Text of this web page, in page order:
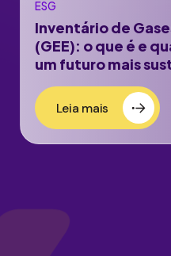
ESG
Inventário de
(GEE): o que é e
um futuro mais
Leia mais